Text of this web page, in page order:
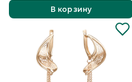
В корзину